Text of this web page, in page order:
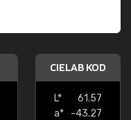
CIELAB KOD
L*
61.57
a*
-43.27